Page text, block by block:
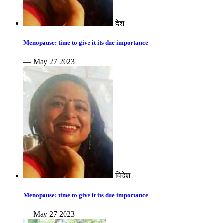
देश
Menopause: time to give it its due importance
— May 27 2023
विदेश
Menopause: time to give it its due importance
— May 27 2023